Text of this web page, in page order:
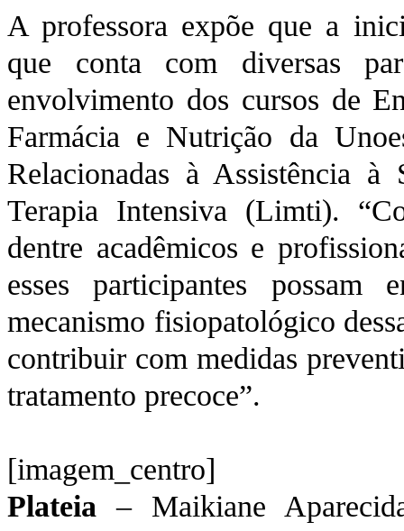
A professora expõe que a
que conta com diversas
envolvimento dos cursos de
Farmácia e Nutrição da
Relacionadas à Assistência
Terapia Intensiva (Limti).
dentre acadêmicos e
esses participantes
mecanismo fisiopatológico
contribuir com medidas
tratamento precoce”.
[imagem_centro]
Plateia – Maikiane